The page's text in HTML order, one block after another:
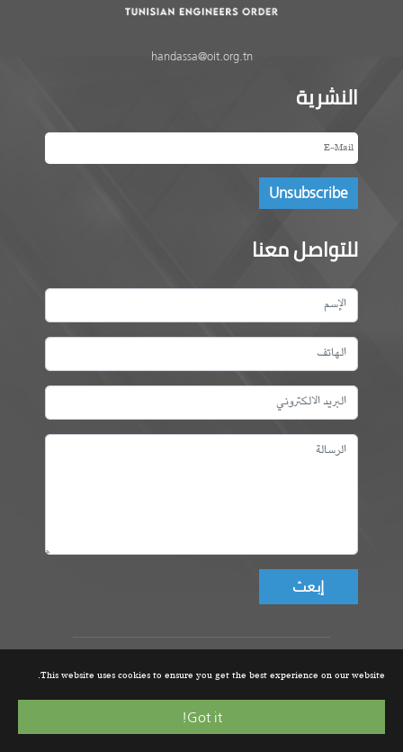
This website uses cookies to ensure you get the best experience on our website.
Got it!
handassa@oit.org.tn
النشرية
للتواصل معنا
تصميم و تطوير الموقع من قبل